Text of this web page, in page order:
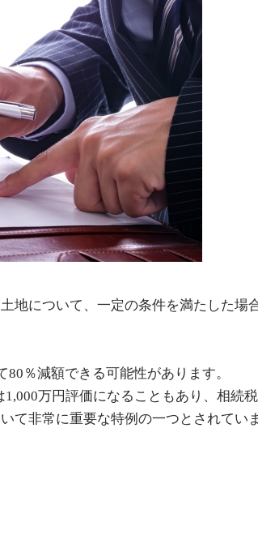
地について、一定の条件を満たした場
％減額できる可能性があります。
万円評価になることもあり、相続
て非常に重要な特例の一つとされていま